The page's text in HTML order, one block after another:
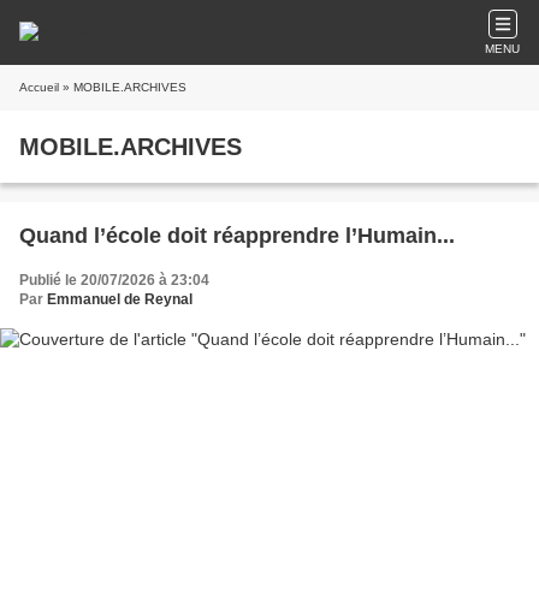
MENU
Accueil » MOBILE.ARCHIVES
MOBILE.ARCHIVES
Quand l’école doit réapprendre l’Humain...
Publié le 20/07/2026 à 23:04
Par Emmanuel de Reynal